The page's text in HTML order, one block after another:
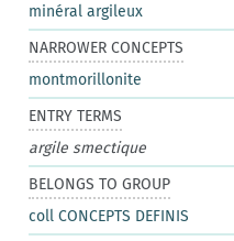
minéral argileux
NARROWER CONCEPTS
montmorillonite
ENTRY TERMS
argile smectique
BELONGS TO GROUP
coll CONCEPTS DEFINIS